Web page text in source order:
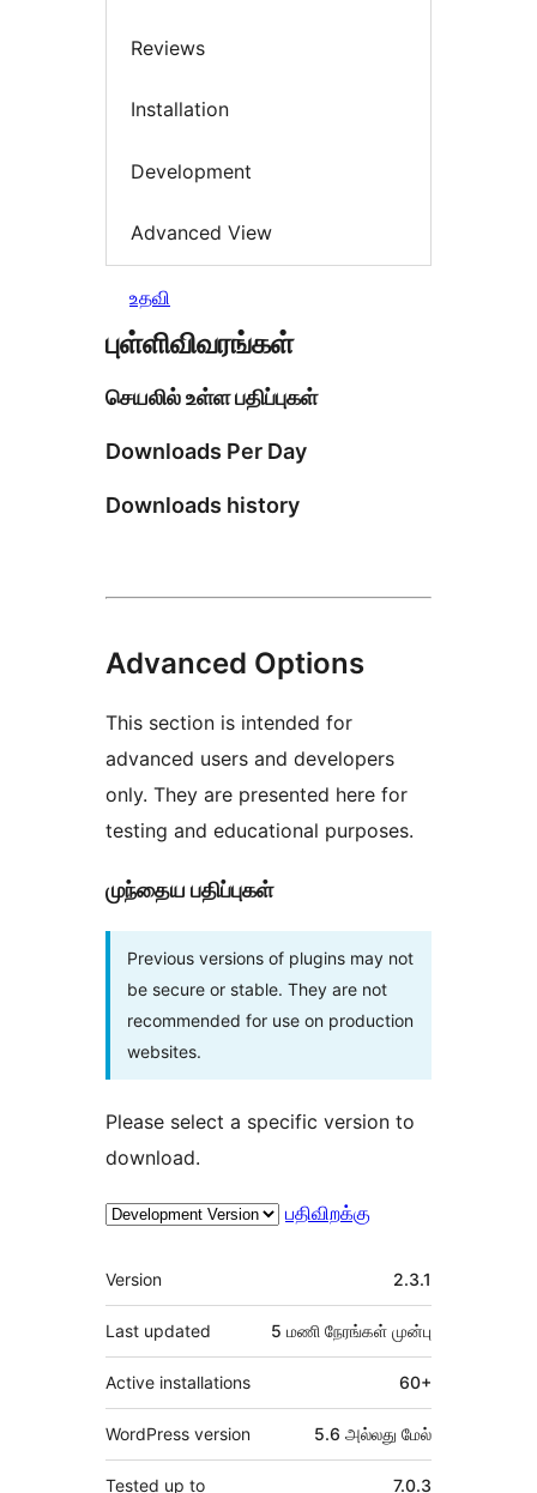
Reviews
Installation
Development
Advanced View
உதவி
புள்ளிவிவரங்கள்
செயலில் உள்ள பதிப்புகள்
Downloads Per Day
Downloads history
Advanced Options
This section is intended for
advanced users and developers
only. They are presented here for
testing and educational purposes.
முந்தைய பதிப்புகள்
Previous versions of plugins may not
be secure or stable. They are not
recommended for use on production
websites.
Please select a specific version to
download.
பதிவிறக்கு
Meta
Version 2.3.1
Last updated 5 மணி நேரங்கள் முன்பு
Active installations 60+
WordPress version 5.6 அல்லது மேல்
Tested up to 7.0.3